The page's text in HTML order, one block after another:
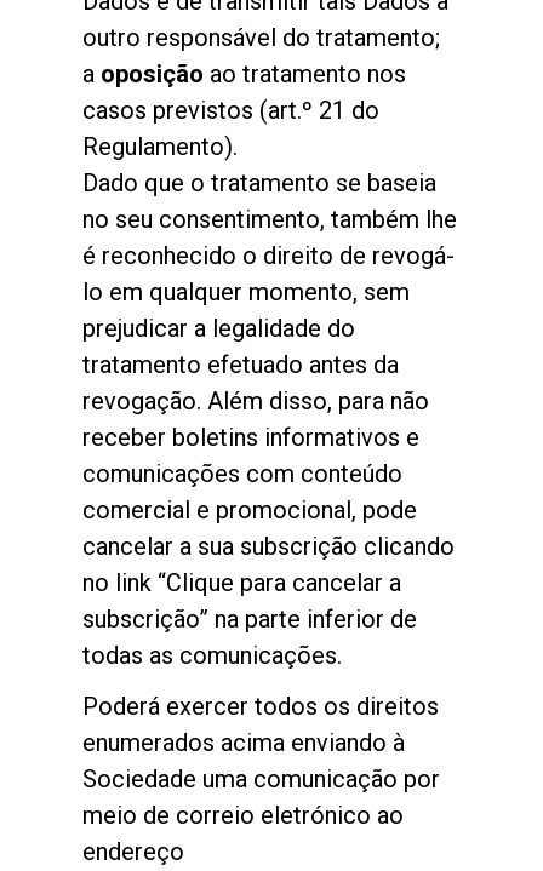
outro responsável do tratamento;
a oposição ao tratamento nos
casos previstos (art.º 21 do
Regulamento).
Dado que o tratamento se baseia
no seu consentimento, também lhe
é reconhecido o direito de revogá-
lo em qualquer momento, sem
prejudicar a legalidade do
tratamento efetuado antes da
revogação. Além disso, para não
receber boletins informativos e
comunicações com conteúdo
comercial e promocional, pode
cancelar a sua subscrição clicando
no link “Clique para cancelar a
subscrição” na parte inferior de
todas as comunicações.
Poderá exercer todos os direitos
enumerados acima enviando à
Sociedade uma comunicação por
meio de correio eletrónico ao
endereço